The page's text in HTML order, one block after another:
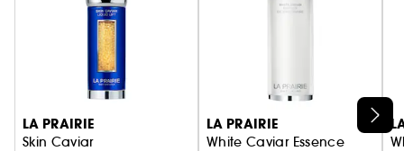
Ignorer le carrousel produits
LA PRAIRIE
Skin Caviar
LA PRAIRIE
White Caviar Essence